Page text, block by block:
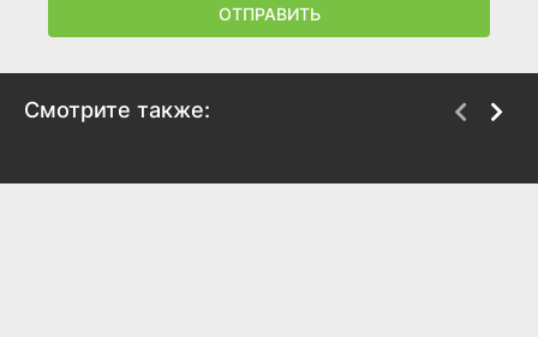
ОТПРАВИТЬ
Смотрите также: